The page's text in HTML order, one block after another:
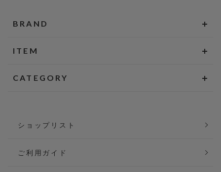
BRAND
ITEM
CATEGORY
ショップリスト
ご利用ガイド